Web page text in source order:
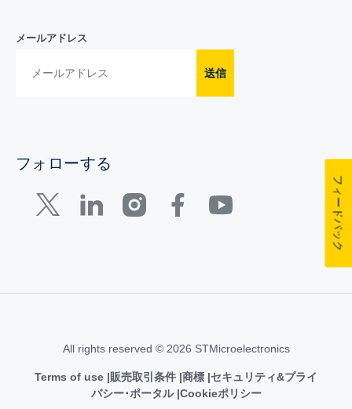
メールアドレス
送信
フォローする
All rights reserved © 2026 STMicroelectronics
Terms of use 販売取引条件 商標 セキュリティ&プライ
バシー･ポータル Cookieポリシー
フィードバック